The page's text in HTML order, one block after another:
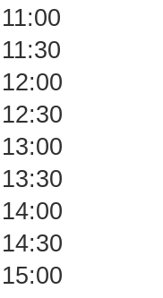
11:00
11:30
12:00
12:30
13:00
13:30
14:00
14:30
15:00